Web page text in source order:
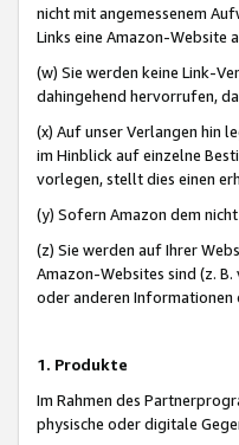
nicht mit angemessenem
Links eine Amazon-Website
(w) Sie werden keine Link-
dahingehend hervorrufen,
(x) Auf unser Verlangen hin
im Hinblick auf einzelne
vorlegen, stellt dies einen
(y) Sofern Amazon dem
(z) Sie werden auf Ihrer
Amazon-Websites sind (z.
oder anderen Informationen
1. Produkte
Im Rahmen des
physische oder digitale